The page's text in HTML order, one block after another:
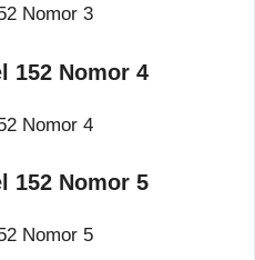
152 Nomor 4
152 Nomor 5